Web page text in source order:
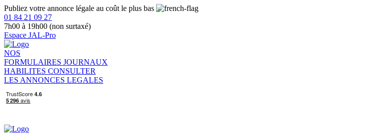
Publiez votre annonce légale au coût le plus bas
01 84 21 09 27
7h00 à 19h00 (non surtaxé)
Espace JAL-Pro
NOS
FORMULAIRES JOURNAUX
HABILITES CONSULTER
LES ANNONCES LEGALES